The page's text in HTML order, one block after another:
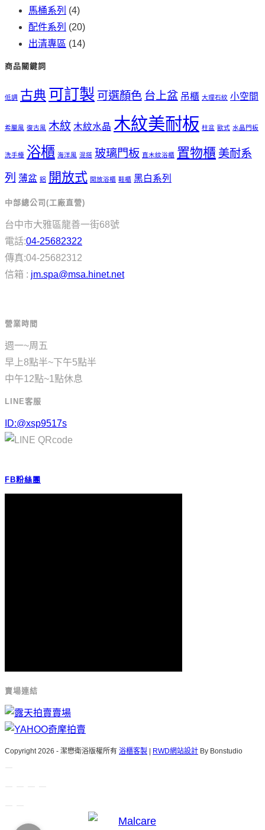
馬桶系列 (4)
配件系列 (20)
出清專區 (14)
商品關鍵詞
低調 古典 可訂製 可選顏色 台上盆 吊櫃 大理石紋 小空間
希臘風 復古風 木紋 木紋水晶 木紋美耐板 柱盆 歐式 水晶門板
洗手檯 浴櫃 海洋風 混搭 玻璃門板 直木紋浴櫃 置物櫃 美耐系
列 薄盆 鋁 開放式 開放浴櫃 鞋櫃 黑白系列
中部總公司(工廠直營)
台中市大雅區龍善一街68號
電話:04-25682322
傳真:04-25682312
信箱 : jm.spa@msa.hinet.net
營業時間
週一~周五
早上8點半~下午5點半
中午12點~1點休息
LINE客服
ID:@xsp9517s
FB粉絲團
賣場連結
Copyright 2026 - 潔懋衛浴版權所有 浴櫃客製 RWD網站設計 By Bonstudio